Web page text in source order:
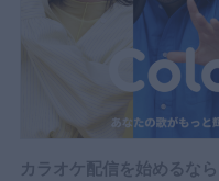
カラオケ配信を始めるな